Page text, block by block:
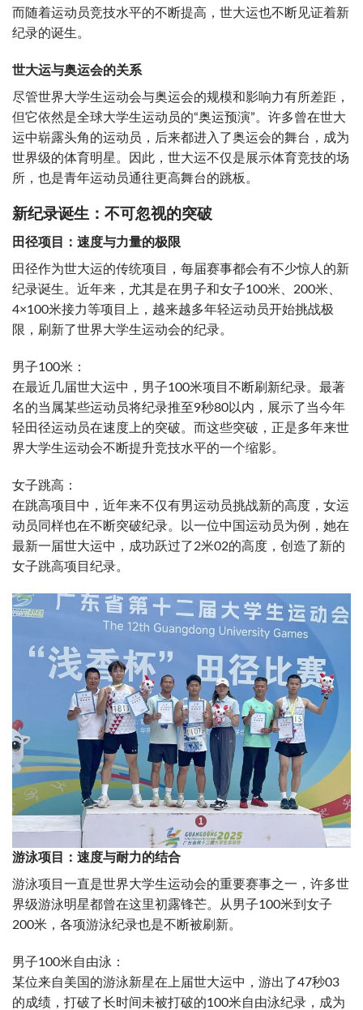
而随着运动员竞技水平的不断提高，世大运也不断见证着新
纪录的诞生。
世大运与奥运会的关系
尽管世界大学生运动会与奥运会的规模和影响力有所差距，
但它依然是全球大学生运动员的“奥运预演”。许多曾在世大
运中崭露头角的运动员，后来都进入了奥运会的舞台，成为
世界级的体育明星。因此，世大运不仅是展示体育竞技的场
所，也是青年运动员通往更高舞台的跳板。
新纪录诞生：不可忽视的突破
田径项目：速度与力量的极限
田径作为世大运的传统项目，每届赛事都会有不少惊人的新
纪录诞生。近年来，尤其是在男子和女子100米、200米、
4×100米接力等项目上，越来越多年轻运动员开始挑战极
限，刷新了世界大学生运动会的纪录。
男子100米：
在最近几届世大运中，男子100米项目不断刷新纪录。最著
名的当属某些运动员将纪录推至9秒80以内，展示了当今年
轻田径运动员在速度上的突破。而这些突破，正是多年来世
界大学生运动会不断提升竞技水平的一个缩影。
女子跳高：
在跳高项目中，近年来不仅有男运动员挑战新的高度，女运
动员同样也在不断突破纪录。以一位中国运动员为例，她在
最新一届世大运中，成功跃过了2米02的高度，创造了新的
女子跳高项目纪录。
游泳项目：速度与耐力的结合
游泳项目一直是世界大学生运动会的重要赛事之一，许多世
界级游泳明星都曾在这里初露锋芒。从男子100米到女子
200米，各项游泳纪录也是不断被刷新。
男子100米自由泳：
某位来自美国的游泳新星在上届世大运中，游出了47秒03
的成绩，打破了长时间未被打破的100米自由泳纪录，成为